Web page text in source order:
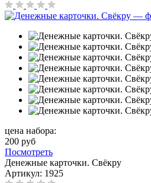
цена набора:
200 руб
Посмотреть
Денежные карточки. Свёкру
Артикул: 1925